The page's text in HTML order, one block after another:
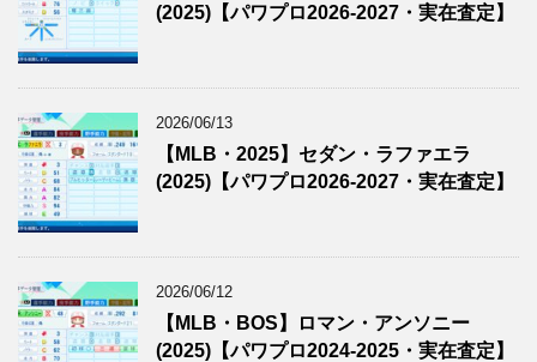
(2025)【パワプロ2026-2027・実在査定】
2026/06/13
【MLB・2025】セダン・ラファエラ
(2025)【パワプロ2026-2027・実在査定】
2026/06/12
【MLB・BOS】ロマン・アンソニー
(2025)【パワプロ2024-2025・実在査定】